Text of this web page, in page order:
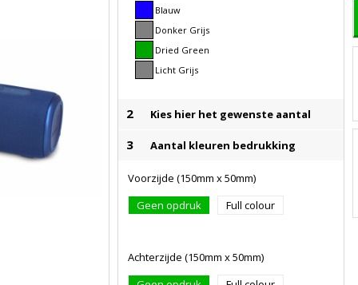
Blauw
Donker Grijs
Dried Green
Licht Grijs
2 Kies hier het gewenste aantal
3 Aantal kleuren bedrukking
Voorzijde (150mm x 50mm)
Geen opdruk
Full colour
Achterzijde (150mm x 50mm)